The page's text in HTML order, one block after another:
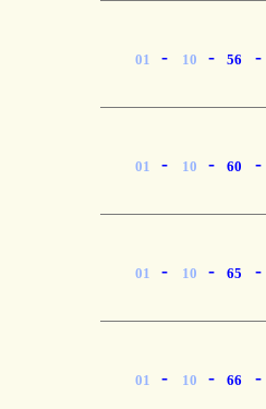
01 - 10 - 56 -
01 - 10 - 60 -
01 - 10 - 65 -
01 - 10 - 66 -